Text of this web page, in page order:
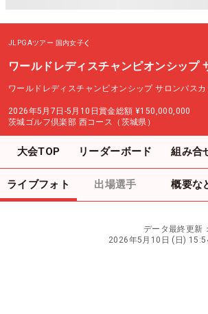
JLPGAツアー 国内女子
ワールドレディスチャンピオンシップ
ワールドレディスチャンピオンシップ サロンパス
2026年5月7日-5月10日賞金総額 ¥150,000,000
茨城ゴルフ倶楽部 西コース（茨城県）
大会TOP リーダーボード 組み合
ライブフォト 出場選手 概要な
データ最終更新：
2026年5月10日 (日)